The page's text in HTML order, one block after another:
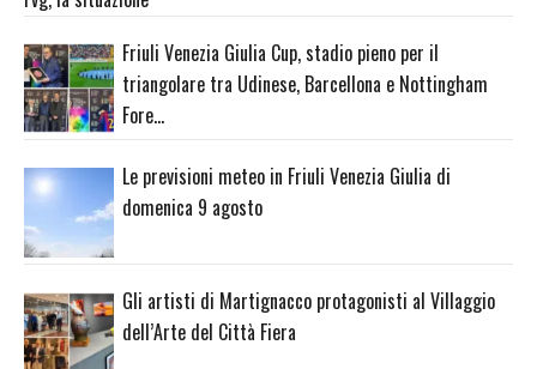
Friuli Venezia Giulia Cup, stadio pieno per il
triangolare tra Udinese, Barcellona e Nottingham
Fore…
Le previsioni meteo in Friuli Venezia Giulia di
domenica 9 agosto
Gli artisti di Martignacco protagonisti al Villaggio
dell’Arte del Città Fiera